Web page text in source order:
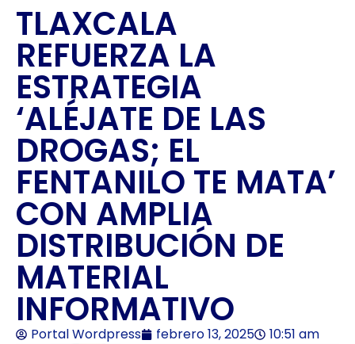
TLAXCALA
REFUERZA LA
ESTRATEGIA
‘ALÉJATE DE LAS
DROGAS; EL
FENTANILO TE MATA’
CON AMPLIA
DISTRIBUCIÓN DE
MATERIAL
INFORMATIVO
Portal Wordpress febrero 13, 2025 10:51 am